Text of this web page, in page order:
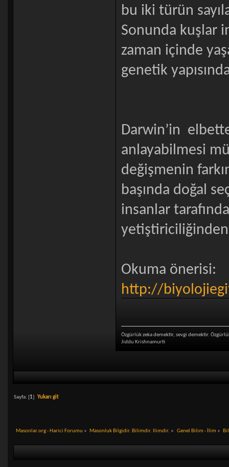
bu iki türün
Sonunda kuşlar
zaman içinde
genetik
Darwin’in
anlayabilmesi
değişmenin
başında doğal
insanlar
Okuma önerisi:
http://
Özgürlük zeka demektir, sevgi demektir.
Jiddu Krishnamurti
Sayfa: [ 1] Yukarı git
Masonlar.org - Harici Forumu » Masonluk Bilgidir. Bilimdir. Ilimdir. » Genel Bilim - İlim »